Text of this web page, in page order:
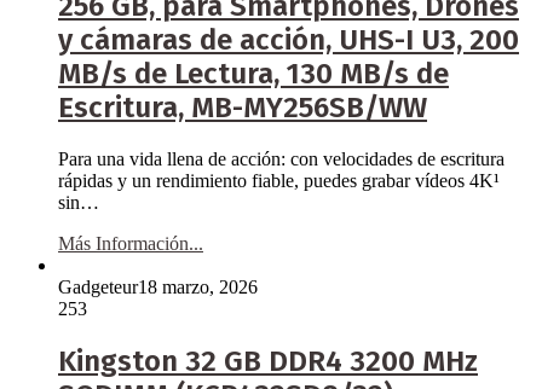
y cámaras de acción, UHS-I U3, 200
MB/s de Lectura, 130 MB/s de
Escritura, ‎MB-MY256SB/WW
Para una vida llena de acción: con velocidades de escritura
rápidas y un rendimiento fiable, puedes grabar vídeos 4K¹
sin…
Más Información...
Gadgeteur18 marzo, 2026
253
Kingston 32 GB DDR4 3200 MHz